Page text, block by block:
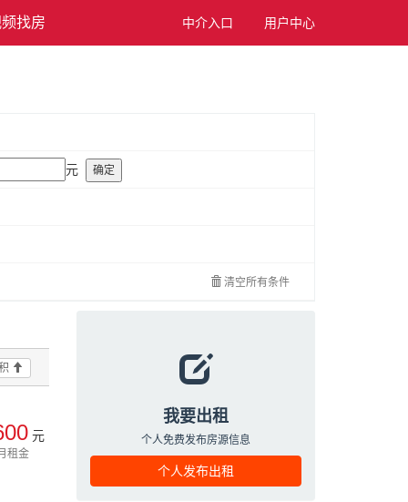
找房 中介入口 用户中心
元 确定
清空所有条件
元
租金
我要出租
个人免费发布房源信息
个人发布出租